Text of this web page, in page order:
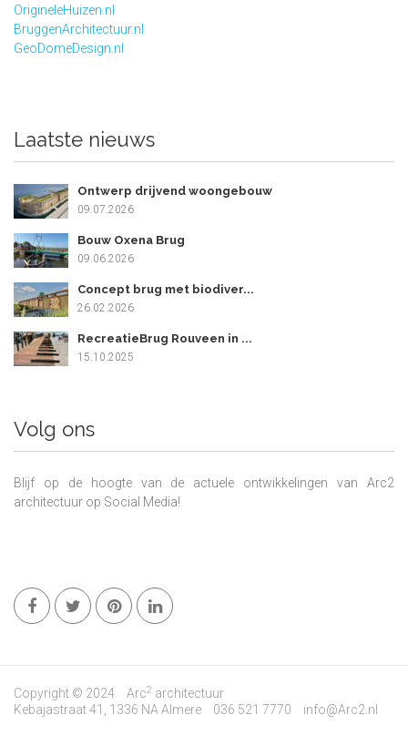
OrigineleHuizen.nl
BruggenArchitectuur.nl
GeoDomeDesign.nl
Laatste nieuws
Ontwerp drijvend woongebouw
09.07.2026
Bouw Oxena Brug
09.06.2026
Concept brug met biodiver...
26.02.2026
RecreatieBrug Rouveen in ...
15.10.2025
Volg ons
Blijf op de hoogte van de actuele ontwikkelingen van Arc2
architectuur op Social Media!
Copyright © 2024 Arc2 architectuur
Kebajastraat 41, 1336 NA Almere
036 521 7770 info@Arc2.nl